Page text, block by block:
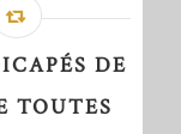
DE
TOUTES